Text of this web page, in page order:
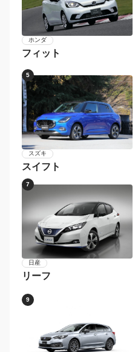
ホンダ
フィット
5
スズキ
スイフト
7
日産
リーフ
9